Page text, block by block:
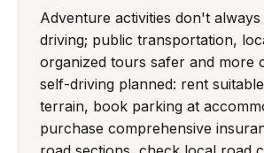
Adventure activities don't
driving; public transportation,
organized tours safer and more
self-driving planned: rent
terrain, book parking at
purchase comprehensive